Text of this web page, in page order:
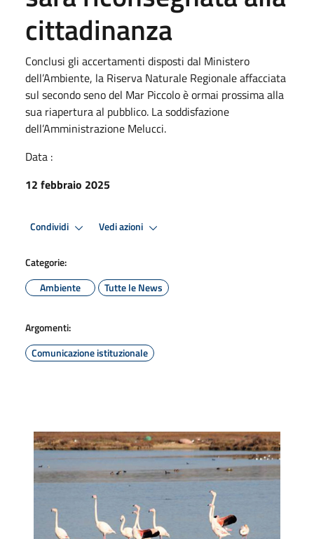
cittadinanza
Conclusi gli accertamenti disposti dal Ministero
dell’Ambiente, la Riserva Naturale Regionale affacciata
sul secondo seno del Mar Piccolo è ormai prossima alla
sua riapertura al pubblico. La soddisfazione
dell’Amministrazione Melucci.
Data :
12 febbraio 2025
Condividi Vedi azioni
Categorie:
Ambiente
Tutte le News
Argomenti:
Comunicazione istituzionale